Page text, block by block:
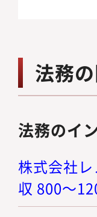
法務
法務のイ
株式会社
収 800～